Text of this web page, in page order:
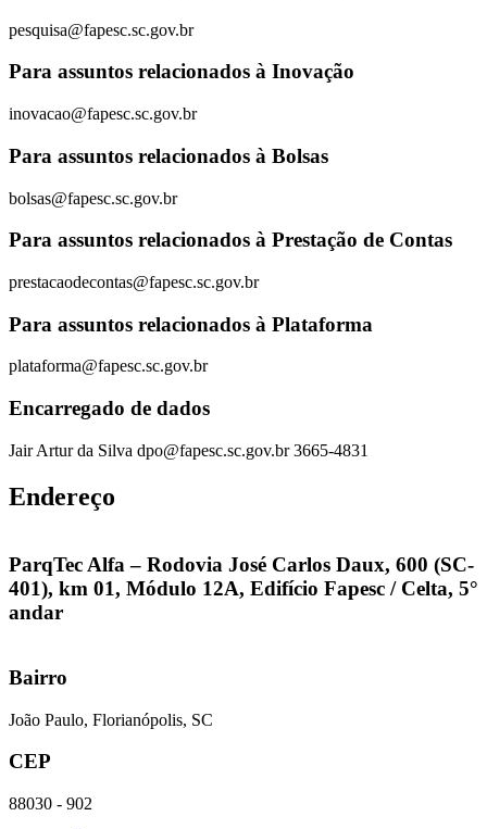
pesquisa@fapesc.sc.gov.br
Para assuntos relacionados à Inovação
inovacao@fapesc.sc.gov.br
Para assuntos relacionados à Bolsas
bolsas@fapesc.sc.gov.br
Para assuntos relacionados à Prestação de Contas
prestacaodecontas@fapesc.sc.gov.br
Para assuntos relacionados à Plataforma
plataforma@fapesc.sc.gov.br
Encarregado de dados
Jair Artur da Silva dpo@fapesc.sc.gov.br 3665-4831
Endereço
ParqTec Alfa – Rodovia José Carlos Daux, 600 (SC-
401), km 01, Módulo 12A, Edifício Fapesc / Celta, 5°
andar
Bairro
João Paulo, Florianópolis, SC
CEP
88030 - 902